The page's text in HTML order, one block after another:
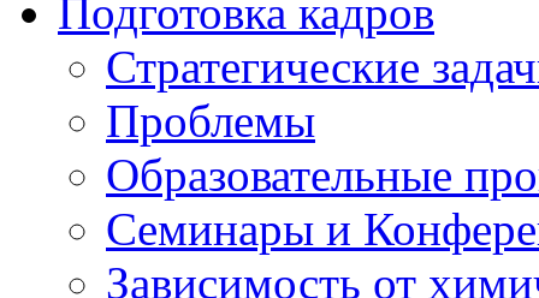
Подготовка кадров
Стратегические
Проблемы
Образовательные
Семинары и
Зависимость от